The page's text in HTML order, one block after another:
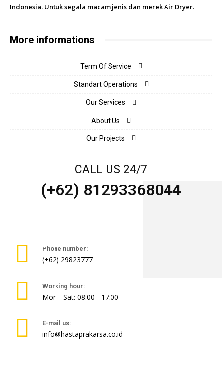
Indonesia. Untuk segala macam jenis dan merek Air Dryer.
More informations
Term Of Service
Standart Operations
Our Services
About Us
Our Projects
CALL US 24/7
(+62) 81293368044
Phone number:
(+62) 29823777
Working hour:
Mon - Sat: 08:00 - 17:00
E-mail us:
info@hastaprakarsa.co.id